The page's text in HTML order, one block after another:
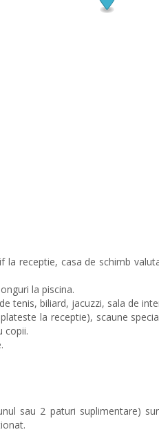
receptie, casa de schimb
la piscina.
tenis, biliard, jacuzzi, sala de
la receptie), scaune
copii.
sau 2 paturi suplimentare)